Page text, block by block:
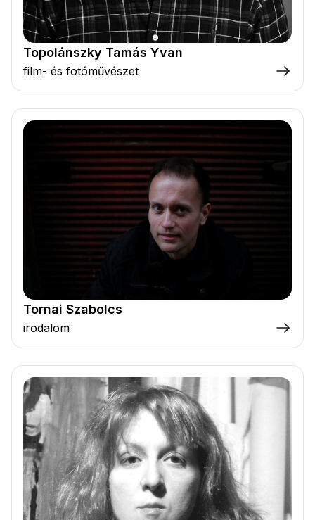
Topolánszky Tamás Yvan
film- és fotóművészet
Tornai Szabolcs
irodalom